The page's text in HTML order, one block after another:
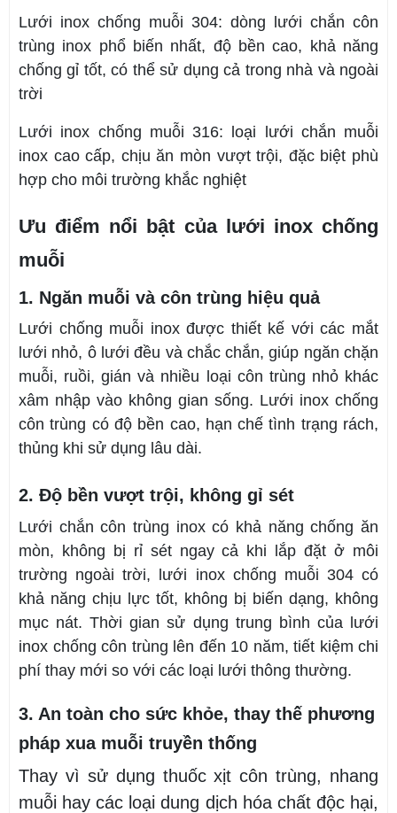
Lưới inox chống muỗi 304: dòng lưới chắn côn
trùng inox phổ biến nhất, độ bền cao, khả năng
chống gỉ tốt, có thể sử dụng cả trong nhà và ngoài
trời
Lưới inox chống muỗi 316: loại lưới chắn muỗi
inox cao cấp, chịu ăn mòn vượt trội, đặc biệt phù
hợp cho môi trường khắc nghiệt
Ưu điểm nổi bật của lưới inox chống
muỗi
1. Ngăn muỗi và côn trùng hiệu quả
Lưới chống muỗi inox được thiết kế với các mắt
lưới nhỏ, ô lưới đều và chắc chắn, giúp ngăn chặn
muỗi, ruồi, gián và nhiều loại côn trùng nhỏ khác
xâm nhập vào không gian sống. Lưới inox chống
côn trùng có độ bền cao, hạn chế tình trạng rách,
thủng khi sử dụng lâu dài.
2. Độ bền vượt trội, không gỉ sét
Lưới chắn côn trùng inox có khả năng chống ăn
mòn, không bị rỉ sét ngay cả khi lắp đặt ở môi
trường ngoài trời, lưới inox chống muỗi 304 có
khả năng chịu lực tốt, không bị biến dạng, không
mục nát. Thời gian sử dụng trung bình của lưới
inox chống côn trùng lên đến 10 năm, tiết kiệm chi
phí thay mới so với các loại lưới thông thường.
3. An toàn cho sức khỏe, thay thế phương
pháp xua muỗi truyền thống
Thay vì sử dụng thuốc xịt côn trùng, nhang
muỗi hay các loại dung dịch hóa chất độc hại,